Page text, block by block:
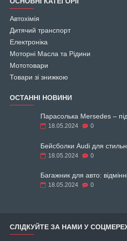
Автохімія
Дитячий транспорт
Електроніка
Моторні Масла та Рідини
Мототовари
Товари зі знижкою
ОСТАННІ НОВИНИ
Парасолька Mersedes –
18.05.2024 0
Бейсболки Audi для
18.05.2024 0
Багажник для авто:
18.05.2024 0
СЛІДКУЙТЕ ЗА НАМИ У